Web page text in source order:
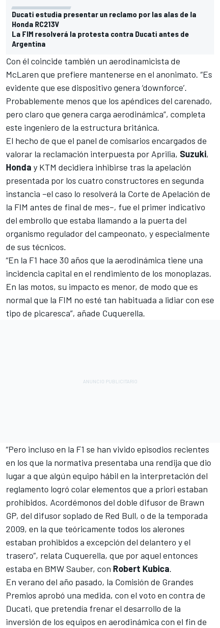
Ducati estudia presentar un reclamo por las alas de la
Honda RC213V
La FIM resolverá la protesta contra Ducati antes de
Argentina
Con él coincide también un aerodinamicista de
McLaren que prefiere mantenerse en el anonimato. “Es
evidente que ese dispositivo genera ‘downforce’.
Probablemente menos que los apéndices del carenado,
pero claro que genera carga aerodinámica”, completa
este ingeniero de la estructura británica.
El hecho de que el panel de comisarios encargados de
valorar la reclamación interpuesta por Aprilia, Suzuki,
Honda y KTM decidiera inhibirse tras la apelación
presentada por los cuatro constructores en segunda
instancia –el caso lo resolverá la Corte de Apelación de
la FIM antes de final de mes–, fue el primer indicativo
del embrollo que estaba llamando a la puerta del
organismo regulador del campeonato, y especialmente
de sus técnicos.
“En la F1 hace 30 años que la aerodinámica tiene una
incidencia capital en el rendimiento de los monoplazas.
En las motos, su impacto es menor, de modo que es
normal que la FIM no esté tan habituada a lidiar con ese
tipo de picaresca”, añade Cuquerella.
“Pero incluso en la F1 se han vivido episodios recientes
en los que la normativa presentaba una rendija que dio
lugar a que algún equipo hábil en la interpretación del
reglamento logró colar elementos que a priori estaban
prohibidos. Acordémonos del doble difusor de Brawn
GP, del difusor soplado de Red Bull, o de la temporada
2009, en la que teóricamente todos los alerones
estaban prohibidos a excepción del delantero y el
trasero”, relata Cuquerella, que por aquel entonces
estaba en BMW Sauber, con Robert Kubica.
En verano del año pasado, la Comisión de Grandes
Premios aprobó una medida, con el voto en contra de
Ducati, que pretendía frenar el desarrollo de la
inversión de los equipos en aerodinámica con el fin de